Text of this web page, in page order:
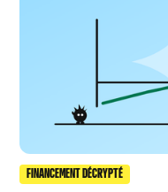
FINANCEMENT DÉCRYPTÉ